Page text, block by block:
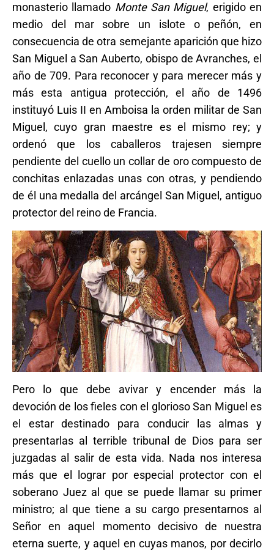
monasterio llamado Monte San Miguel, erigido en
medio del mar sobre un islote o peñón, en
consecuencia de otra semejante aparición que hizo
San Miguel a San Auberto, obispo de Avranches, el
año de 709. Para reconocer y para merecer más y
más esta antigua protección, el año de 1496
instituyó Luis II en Amboisa la orden militar de San
Miguel, cuyo gran maestre es el mismo rey; y
ordenó que los caballeros trajesen siempre
pendiente del cuello un collar de oro compuesto de
conchitas enlazadas unas con otras, y pendiendo
de él una medalla del arcángel San Miguel, antiguo
protector del reino de Francia.
Pero lo que debe avivar y encender más la
devoción de los fieles con el glorioso San Miguel es
el estar destinado para conducir las almas y
presentarlas al terrible tribunal de Dios para ser
juzgadas al salir de esta vida. Nada nos interesa
más que el lograr por especial protector con el
soberano Juez al que se puede llamar su primer
ministro; al que tiene a su cargo presentarnos al
Señor en aquel momento decisivo de nuestra
eterna suerte, y aquel en cuyas manos, por decirlo